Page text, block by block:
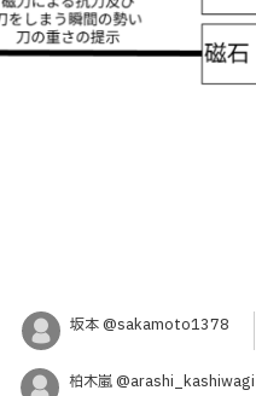
坂本 @sakamoto1378
柏木嵐 @arashi_kashiwagi